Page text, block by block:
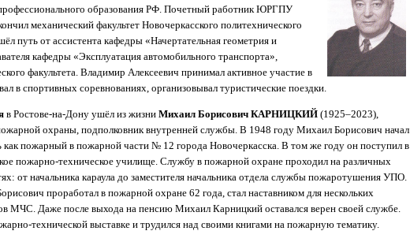
образования РФ. Почетный работник ЮРГПУ
механический факультет Новочеркасского политехнического
путь от ассистента кафедры «Начертательная геометрия и
кафедры «Эксплуатация автомобильного транспорта»,
факультета. Владимир Алексеевич принимал активное участие в
в спортивных соревнованиях, организовывал туристические поездки.
в Ростове-на-Дону ушёл из жизни Михаил Борисович КАРНИЦКИЙ (1925–2023),
охраны, подполковник внутренней службы. В 1948 году Михаил Борисович начал
как пожарный в пожарной части № 12 города Новочеркасска. В том же году он поступил в
пожарно-техническое училище. Службу в пожарной охране проходил на различных
от начальника караула до заместителя начальника отдела службы пожаротушения УПО.
проработал в пожарной охране 62 года, стал наставником для нескольких
МЧС. Даже после выхода на пенсию Михаил Карницкий оставался верен своей службе.
технической выставке и трудился над своими книгами на пожарную тематику.